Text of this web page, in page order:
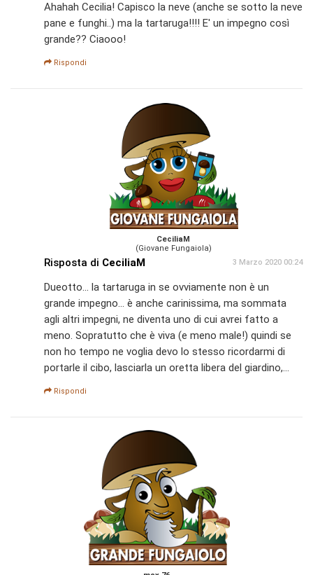
Ahahah Cecilia! Capisco la neve (anche se sotto la neve
pane e funghi..) ma la tartaruga!!!! E' un impegno così
grande?? Ciaooo!
Rispondi
CeciliaM
(Giovane Fungaiola)
Risposta di CeciliaM 3 Marzo 2020 00:24
Dueotto... la tartaruga in se ovviamente non è un
grande impegno... è anche carinissima, ma sommata
agli altri impegni, ne diventa uno di cui avrei fatto a
meno. Sopratutto che è viva (e meno male!) quindi se
non ho tempo ne voglia devo lo stesso ricordarmi di
portarle il cibo, lasciarla un oretta libera del giardino,...
Rispondi